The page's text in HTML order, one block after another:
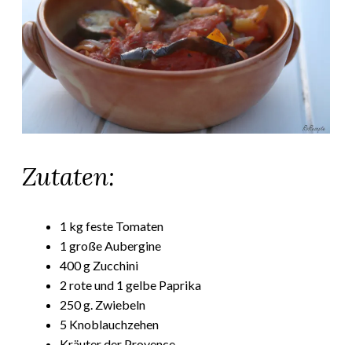
Zutaten:
1 kg feste Tomaten
1 große Aubergine
400 g Zucchini
2 rote und 1 gelbe Paprika
250 g. Zwiebeln
5 Knoblauchzehen